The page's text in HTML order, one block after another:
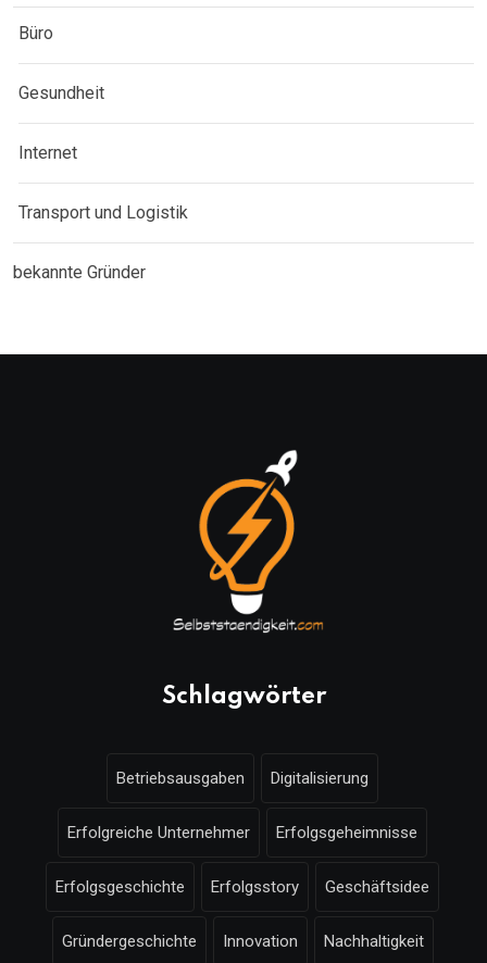
Büro
Gesundheit
Internet
Transport und Logistik
bekannte Gründer
Schlagwörter
Betriebsausgaben Digitalisierung
Erfolgreiche Unternehmer Erfolgsgeheimnisse
Erfolgsgeschichte Erfolgsstory Geschäftsidee
Gründergeschichte Innovation Nachhaltigkeit